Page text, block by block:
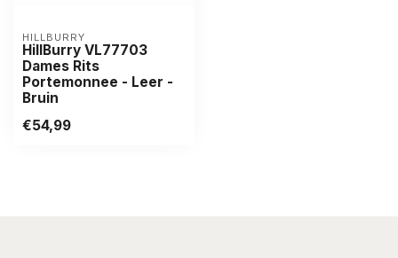
HILLBURRY
HillBurry VL77703
Dames Rits
Portemonnee - Leer -
Bruin
€54,99